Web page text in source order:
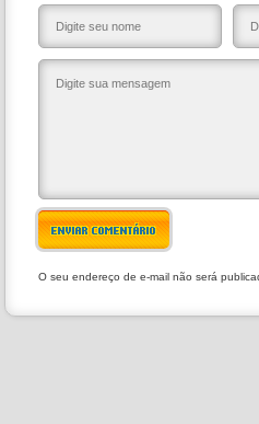
ENVIAR COMENTÁRIO
O seu endereço de e-mail não será